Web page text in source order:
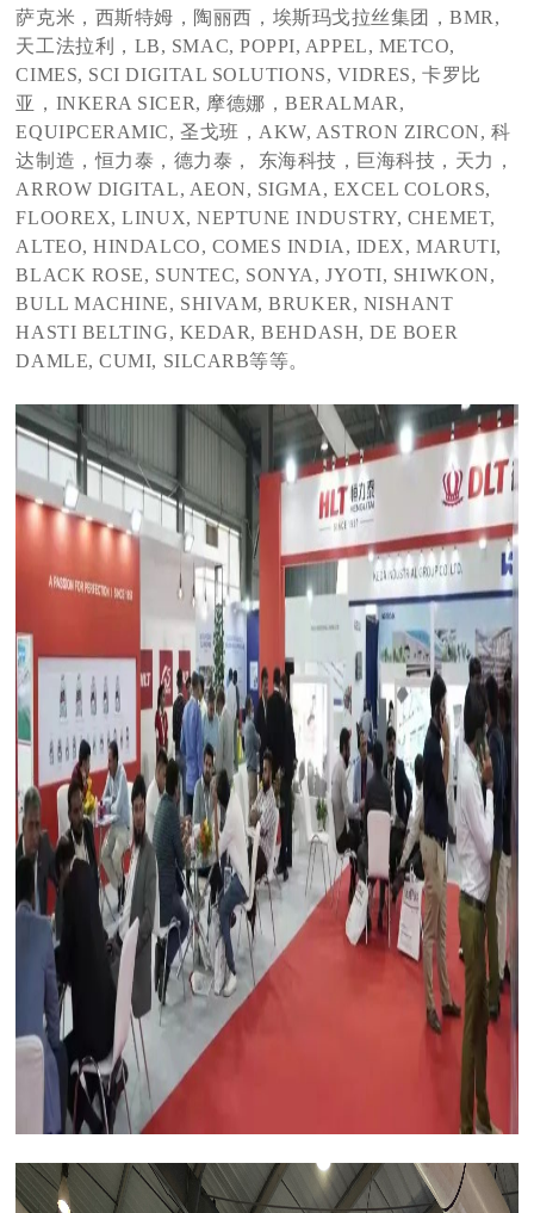
萨克米，西斯特姆，陶丽西，埃斯玛戈拉丝集团，BMR,
天工法拉利，LB, SMAC, POPPI, APPEL, METCO,
CIMES, SCI DIGITAL SOLUTIONS, VIDRES, 卡罗比
亚，INKERA SICER, 摩德娜，BERALMAR,
EQUIPCERAMIC, 圣戈班，AKW, ASTRON ZIRCON, 科
达制造，恒力泰，德力泰， 东海科技，巨海科技，天力，
ARROW DIGITAL, AEON, SIGMA, EXCEL COLORS,
FLOOREX, LINUX, NEPTUNE INDUSTRY, CHEMET,
ALTEO, HINDALCO, COMES INDIA, IDEX, MARUTI,
BLACK ROSE, SUNTEC, SONYA, JYOTI, SHIWKON,
BULL MACHINE, SHIVAM, BRUKER, NISHANT
HASTI BELTING, KEDAR, BEHDASH, DE BOER
DAMLE, CUMI, SILCARB等等。